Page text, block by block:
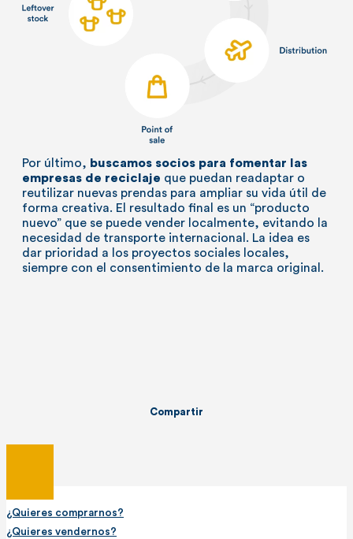
Por último, buscamos socios para fomentar las
empresas de reciclaje que puedan readaptar o
reutilizar nuevas prendas para ampliar su vida útil de
forma creativa. El resultado final es un “producto
nuevo” que se puede vender localmente, evitando la
necesidad de transporte internacional. La idea es
dar prioridad a los proyectos sociales locales,
siempre con el consentimiento de la marca original.
Compartir
¿Quieres comprarnos?
¿Quieres vendernos?